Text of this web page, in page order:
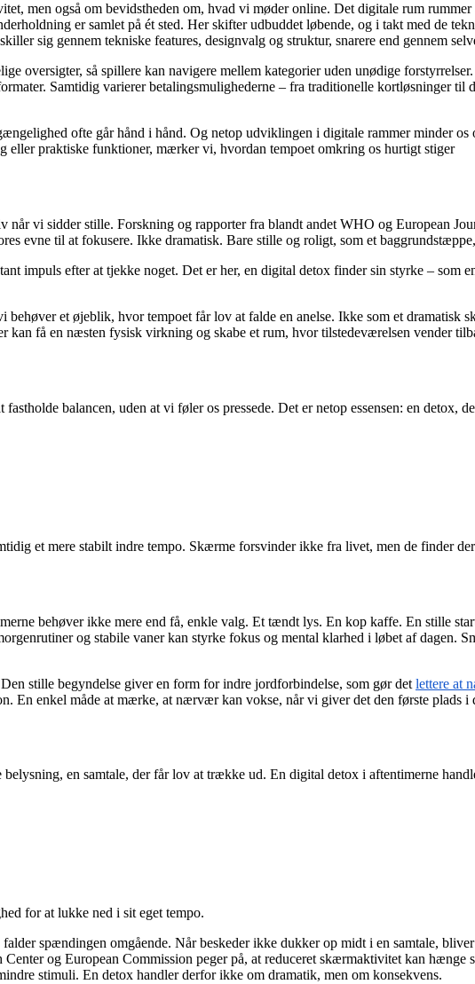
men også om bevidstheden om, hvad vi møder online. Det digitale rum
er samlet på ét sted. Her skifter udbuddet løbende, og i takt med de
sig gennem tekniske features, designvalg og struktur, snarere end gennem
oversigter, så spillere kan navigere mellem kategorier uden unødige
Samtidig varierer betalingsmulighederne – fra traditionelle kortløsninger
ofte går hånd i hånd. Og netop udviklingen i digitale rammer minder
eller praktiske funktioner, mærker vi, hvordan tempoet omkring os hurtigt stiger
når vi sidder stille. Forskning og rapporter fra blandt andet WHO og European
evne til at fokusere. Ikke dramatisk. Bare stille og roligt, som et
impuls efter at tjekke noget. Det er her, en digital detox finder sin styrke – som
et øjeblik, hvor tempoet får lov at falde en anelse. Ikke som et dramatisk
kan få en næsten fysisk virkning og skabe et rum, hvor tilstedeværelsen vender
balancen, uden at vi føler os pressede. Det er netop essensen: en detox,
et mere stabilt indre tempo. Skærme forsvinder ikke fra livet, men de finder
behøver ikke mere end få, enkle valg. Et tændt lys. En kop kaffe. En stille
og stabile vaner kan styrke fokus og mental klarhed i løbet af dagen.
stille begyndelse giver en form for indre jordforbindelse, som gør det lettere at
En enkel måde at mærke, at nærvær kan vokse, når vi giver det den første plads i
en samtale, der får lov at trække ud. En digital detox i aftentimerne
for at lukke ned i sit eget tempo.
spændingen omgående. Når beskeder ikke dukker op midt i en samtale,
og European Commission peger på, at reduceret skærmaktivitet kan hænge
stimuli. En detox handler derfor ikke om dramatik, men om konsekvens.